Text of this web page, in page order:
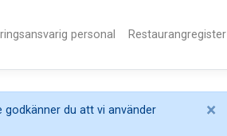
personal Restaurangregister
du att vi använder
×